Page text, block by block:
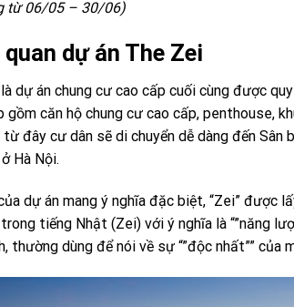
từ 06/05 – 30/06)
dự án The Zei
là dự án chung cư cao cấp cuối cùng được
gồm căn hộ chung cư cao cấp, penthouse,
từ đây cư dân sẽ di chuyển dễ dàng đến
Hà Nội.
dự án mang ý nghĩa đặc biệt, “Zei” được
tiếng Nhật (Zei) với ý nghĩa là “”năng
thường dùng để nói về sự “”độc nhất””